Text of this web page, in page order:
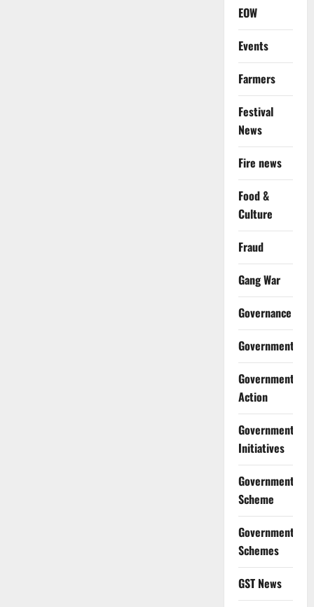
EOW
Events
Farmers
Festival
News
Fire news
Food &
Culture
Fraud
Gang War
Governance
Government
Government
Action
Government
Initiatives
Government
Scheme
Government
Schemes
GST News